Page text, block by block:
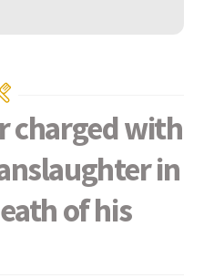
charged with
in
of his